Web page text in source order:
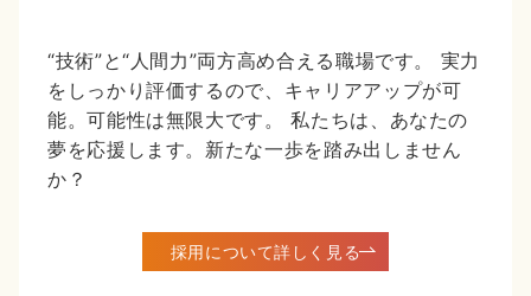
“技術”と“人間力”両方高め合える職場です。 実力
をしっかり評価するので、キャリアアップが可
能。可能性は無限大です。 私たちは、あなたの
夢を応援します。新たな一歩を踏み出しません
か？
採用について詳しく見る